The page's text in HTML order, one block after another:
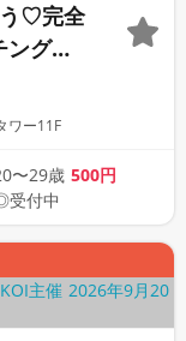
う♡完全
グコ
ワー11F
〜29歳 500円
付中